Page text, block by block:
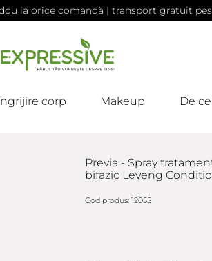
la orice comandă | transport gratuit
corp Makeup De
Previa - Spray
bifazic Leveng
Cod produs: 12055